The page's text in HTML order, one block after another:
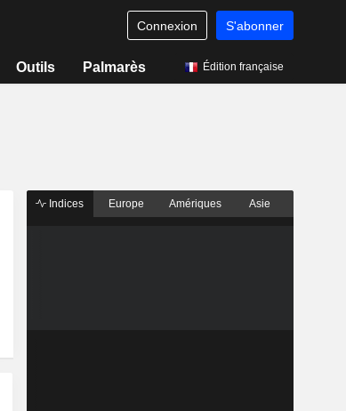
Connexion S'abonner
Outils Palmarès Édition française
Indices Europe Amériques Asie